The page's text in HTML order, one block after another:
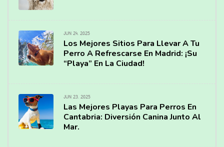
JUN 24, 2025
Los Mejores Sitios Para Llevar A Tu
Perro A Refrescarse En Madrid: ¡Su
“Playa” En La Ciudad!
JUN 23, 2025
Las Mejores Playas Para Perros En
Cantabria: Diversión Canina Junto Al
Mar.